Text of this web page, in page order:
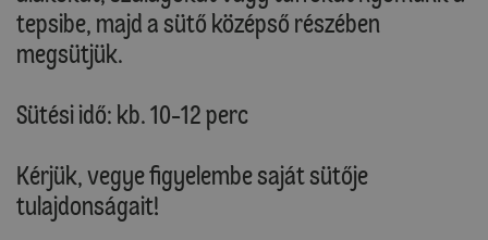
tepsibe, majd a sütő középső részében
megsütjük.
Sütési idő: kb. 10-12 perc
Kérjük, vegye figyelembe saját sütője
tulajdonságait!